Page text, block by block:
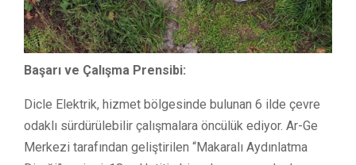
Başarı ve Çalışma Prensibi:
Dicle Elektrik, hizmet bölgesinde bulunan 6 ilde çevre
odaklı sürdürülebilir çalışmalara öncülük ediyor. Ar-Ge
Merkezi tarafından geliştirilen “Makaralı Aydınlatma